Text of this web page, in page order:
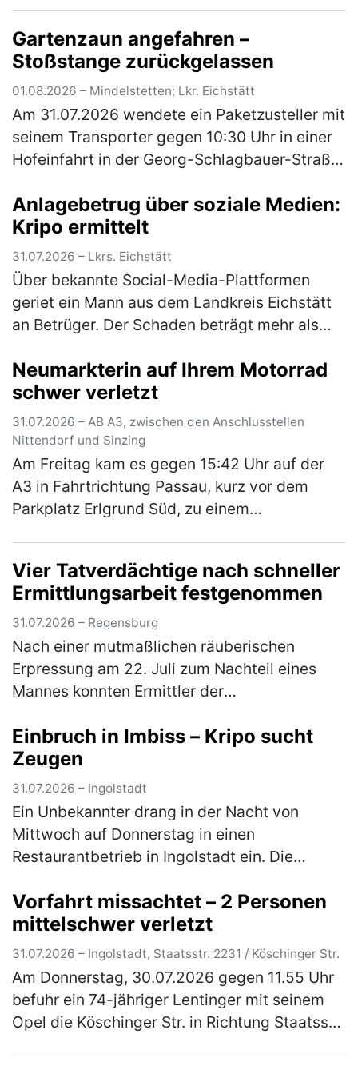
Mi…(mehr)
Gartenzaun angefahren –
Stoßstange zurückgelassen
01.08.2026 – Mindelstetten; Lkr. Eichstätt
Am 31.07.2026 wendete ein Paketzusteller mit
seinem Transporter gegen 10:30 Uhr in einer
Hofeinfahrt in der Georg-Schlagbauer-Straße
rechten Heck seinem Fahrzeu…(mehr)
Anlagebetrug über soziale Medien:
Kripo ermittelt
31.07.2026 – Lkrs. Eichstätt
Über bekannte Social-Media-Plattformen
geriet ein Mann aus dem Landkreis Eichstätt
an Betrüger. Der Schaden beträgt mehr als
dem 57-Jährigen suggeriert wor…(mehr)
Neumarkterin auf Ihrem Motorrad
schwer verletzt
31.07.2026 – AB A3, zwischen den Anschlusstellen
Nittendorf und Sinzing
Am Freitag kam es gegen 15:42 Uhr auf der
A3 in Fahrtrichtung Passau, kurz vor dem
Parkplatz Erlgrund Süd, zu einem
(mehr)
Vier Tatverdächtige nach schneller
Ermittlungsarbeit festgenommen
31.07.2026 – Regensburg
Nach einer mutmaßlichen räuberischen
Erpressung am 22. Juli zum Nachteil eines
Mannes konnten Ermittler der
innerhalb weniger Tage vier Tatverdächtige
identifizier…
Einbruch in Imbiss – Kripo sucht
Zeugen
31.07.2026 – Ingolstadt
Ein Unbekannter drang in der Nacht von
Mittwoch auf Donnerstag in einen
Restaurantbetrieb in Ingolstadt ein. Die
übernommen. In der Zeit zwischen Mittw…
(mehr)
Vorfahrt missachtet – 2 Personen
mittelschwer verletzt
31.07.2026 – Ingolstadt, Staatsstr. 2231 / Köschinger Str.
Am Donnerstag, 30.07.2026 gegen 11.55 Uhr
befuhr ein 74-jähriger Lentinger mit seinem
Opel die Köschinger Str. in Richtung Staatsstr.